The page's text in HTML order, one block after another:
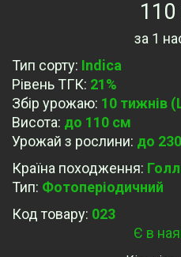
110
за 1
Тип сорту: Indica
Рівень ТГК: 21%
Збір урожаю: 10 тижнів
Висота: до 110 см
Урожай з рослини: до
Країна походження:
Тип: Фотоперіодичний
Код товару: 023
Є в